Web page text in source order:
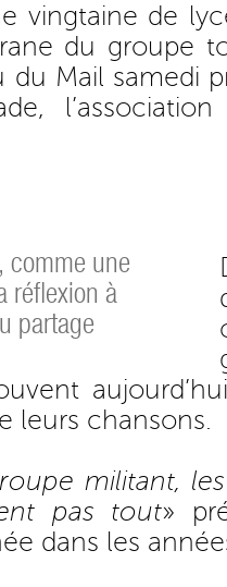
vingtaine de
du groupe
du Mail samedi
comme une
réflexion à
partage
leurs chansons.
militant,
pas tout»
dans les